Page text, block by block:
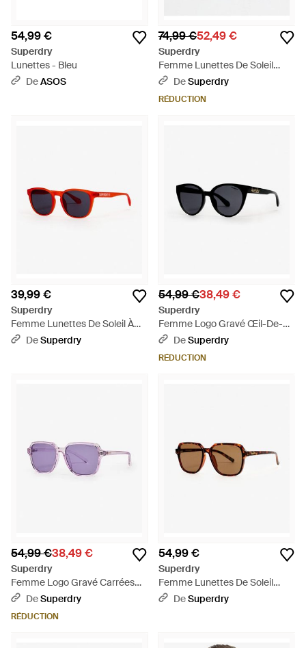
54,99 €
Superdry
Lunettes - Bleu
DeASOS
74,99 €52,49 €
Superdry
Femme Lunettes De Soleil
Aviateur À Verres Dégradés
Taille: 1Taille - Métallisé
DeSuperdry
RÉDUCTION
39,99 €
Superdry
Femme Lunettes De Soleil À
Verres Ronds Taille: 1Taille -
DeSuperdry
54,99 €38,49 €
Superdry
Femme Logo Gravé Œil-De-
Chat Lunettes De Soleil - Noir
DeSuperdry
RÉDUCTION
54,99 €38,49 €
Superdry
Femme Logo Gravé Carrées
Oversize Lunettes De Soleil -
Violet
DeSuperdry
RÉDUCTION
54,99 €
Superdry
Femme Lunettes De Soleil
Carrées Overtaille Taille: 1Taille
DeSuperdry